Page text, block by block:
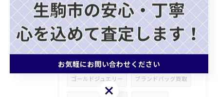
クォーツ カプシーヌ プラダバッグ
グッチショルダーバッグ
ゴールドジュエリー ブランドバッグ買取
お気軽にお問い合わせください
お気軽にお問い合わせください